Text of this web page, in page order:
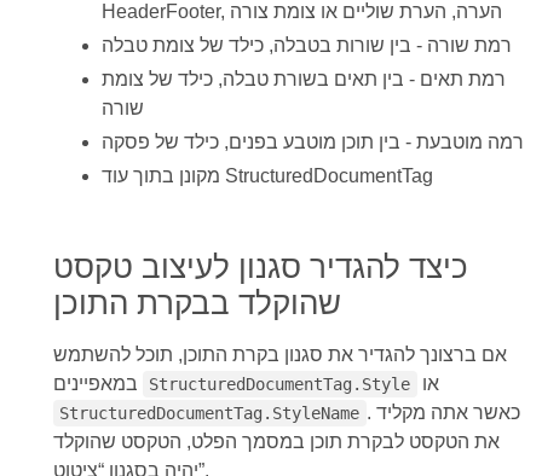
HeaderFooter, הערה, הערת שוליים או צומת צורה
רמת שורה - בין שורות בטבלה, כילד של צומת טבלה
רמת תאים - בין תאים בשורת טבלה, כילד של צומת
שורה
רמה מוטבעת - בין תוכן מוטבע בפנים, כילד של פסקה
מקונן בתוך עוד StructuredDocumentTag
כיצד להגדיר סגנון לעיצוב טקסט
אם ברצונך להגדיר את סגנון בקרת התוכן, תוכל להשתמש
StructuredDocumentTag.Style או
StructuredDocumentTag.StyleName . כאשר אתה מקליד
את הטקסט לבקרת תוכן במסמך הפלט, הטקסט שהוקלד
יהיה בסגנון “ציטוט”.